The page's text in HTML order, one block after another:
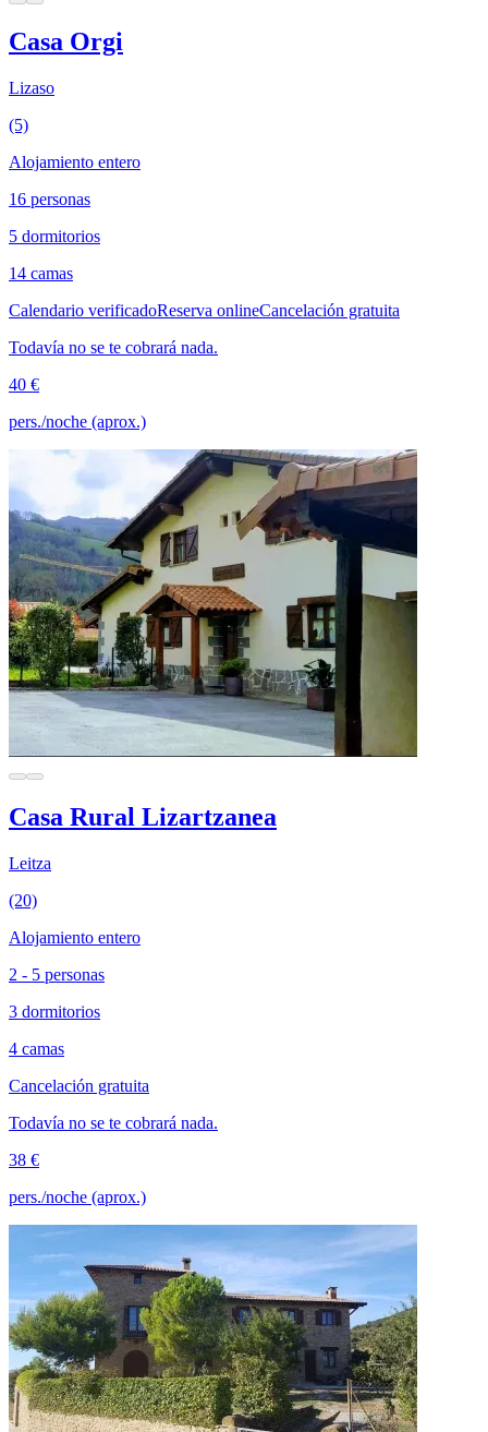
Casa Orgi
Lizaso
(5)
Alojamiento entero
16 personas
5 dormitorios
14 camas
Calendario verificadoReserva onlineCancelación gratuita
Todavía no se te cobrará nada.
40 €
pers./noche (aprox.)
Casa Rural Lizartzanea
Leitza
(20)
Alojamiento entero
2 - 5 personas
3 dormitorios
4 camas
Cancelación gratuita
Todavía no se te cobrará nada.
38 €
pers./noche (aprox.)